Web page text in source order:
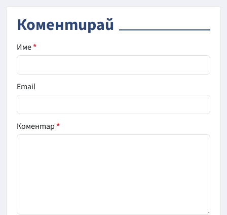
Коментирай
Име*
Email
Коментар*